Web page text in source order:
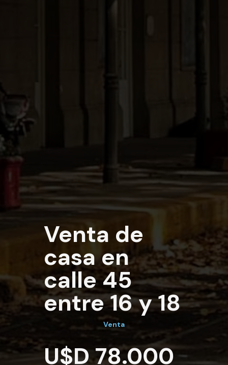
Venta de
casa en
calle 45
entre 16 y 18
Venta
U$D 78.000